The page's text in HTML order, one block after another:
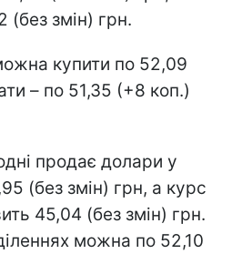
(без змін) грн.
купити по 52,09
– по 51,35 (+8 коп.)
продає долари у
(без змін) грн, а курс
45,04 (без змін) грн.
можна по 52,10